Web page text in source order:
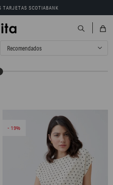
TARJETAS SCOTIABANK
Recomendados
19